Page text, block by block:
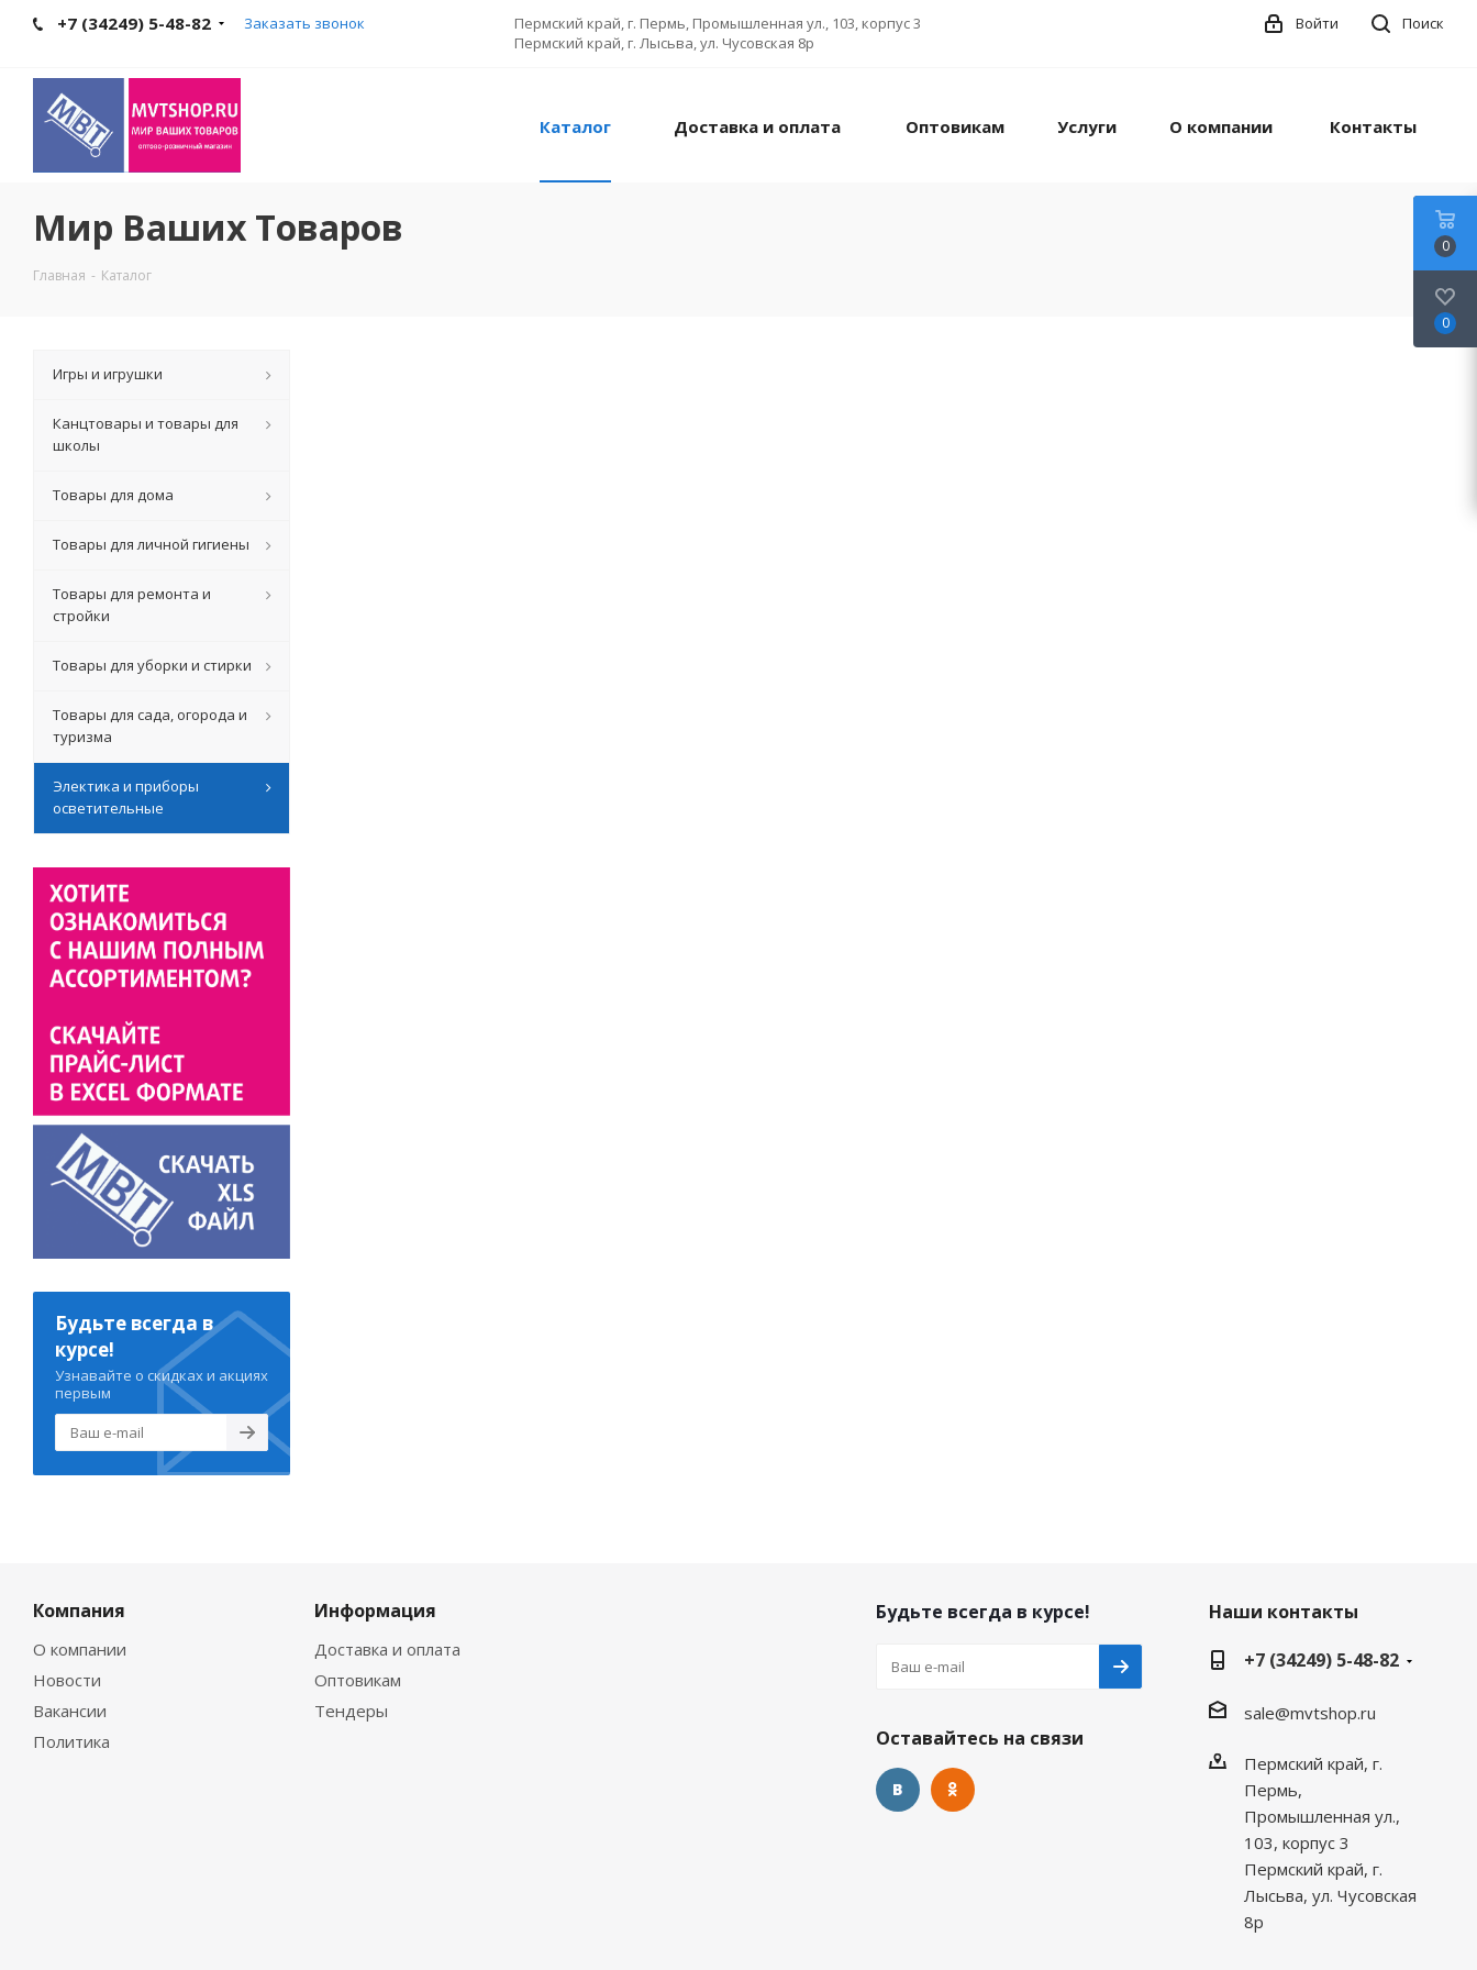
+7 (34249) 5-48-82 Заказать звонок
Пермский край, г. Пермь, Промышленная ул., 103, корпус 3
Пермский край, г. Лысьва, ул. Чусовская 8р
Поиск
Войти
Каталог Доставка и оплата Оптовикам Услуги О компании Контакты
Мир Ваших Товаров
Главная - Каталог
Игры и игрушки
Канцтовары и товары для
школы
Товары для дома
Товары для личной гигиены
Товары для ремонта и
стройки
Товары для уборки и стирки
Товары для сада, огорода и
туризма
Электика и приборы
осветительные
Будьте всегда в
курсе!
Узнавайте о скидках и акциях
первым
Компания
О компании
Новости
Вакансии
Политика
Информация
Доставка и оплата
Оптовикам
Тендеры
Будьте всегда в курсе!
Оставайтесь на связи
Наши контакты
+7 (34249) 5-48-82
sale@mvtshop.ru
Пермский край, г.
Пермь,
Промышленная ул.,
103, корпус 3
Пермский край, г.
Лысьва, ул. Чусовская
8р
0
0